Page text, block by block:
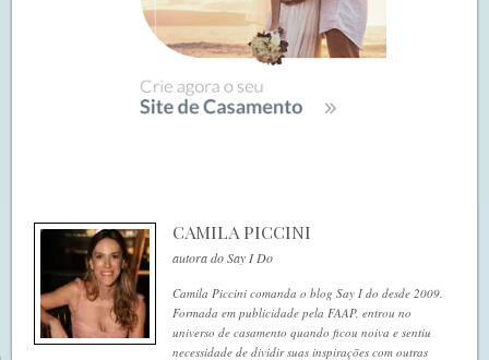
CAMILA PICCINI
autora do Say I Do
Camila Piccini comanda o blog Say I do desde 2009.
Formada em publicidade pela FAAP, entrou no
universo de casamento quando ficou noiva e sentiu
necessidade de dividir suas inspirações com outras